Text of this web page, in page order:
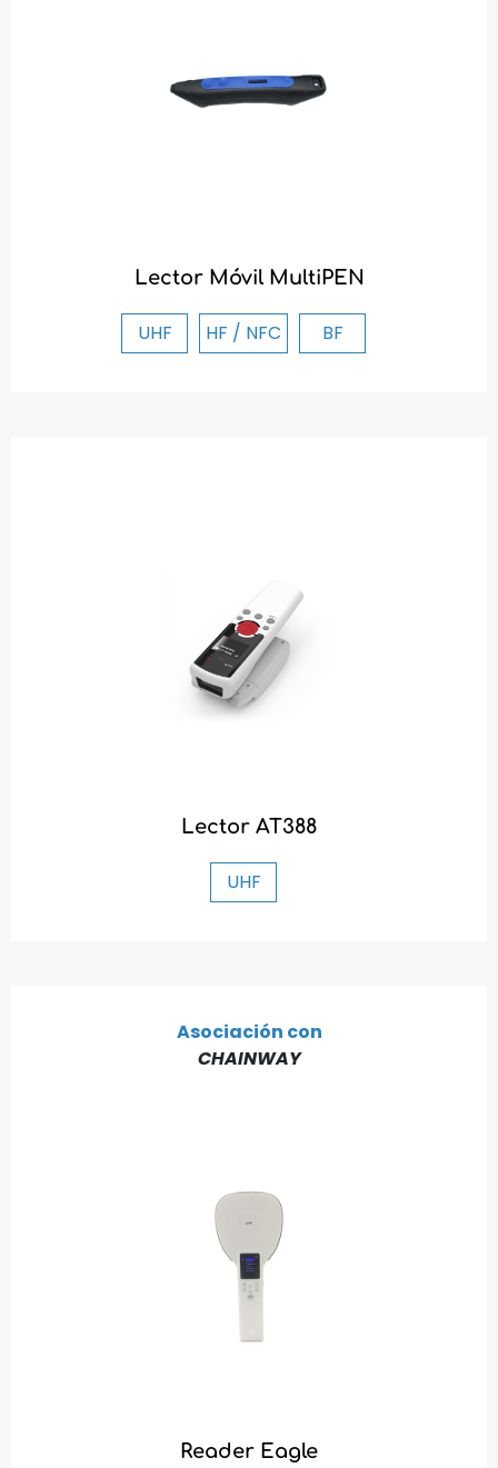
Descubrir la gama
Lector Móvil MultiPEN
UHF HF / NFC BF
Lector AT388
UHF
Asociación con
CHAINWAY
Reader Eagle